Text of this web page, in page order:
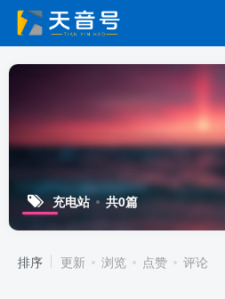
充电站 共0篇
排序 更新 浏览 点赞 评论